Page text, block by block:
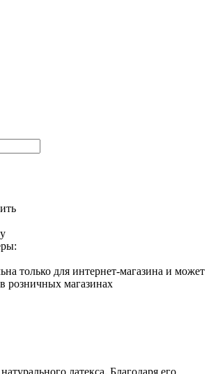
только для интернет-магазина и может
розничных магазинах
латекса. Благодаря его